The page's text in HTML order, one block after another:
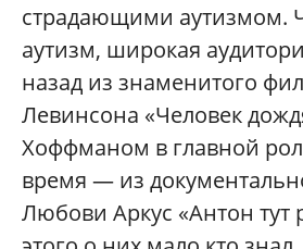
страдающими аутизмом.
аутизм, широкая
назад из знаменитого
Левинсона «Человек
Хоффманом в главной
время — из
Любови Аркус «Антон тут